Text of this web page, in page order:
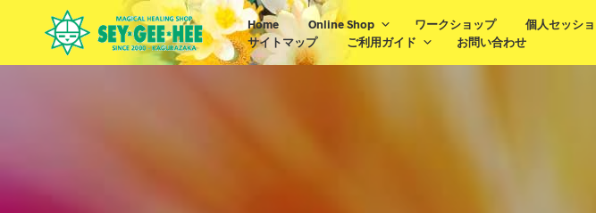
Home Online Shop ワークショップ 個人セッシ
サイトマップ
ご利用ガイド お問い合わせ